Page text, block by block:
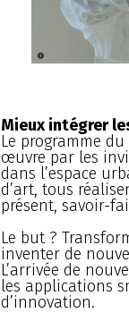
Mieux intégrer
Le programme
œuvre par les
dans l’espace
d’art, tous
présent, savoir-
Le but ?
inventer de
L’arrivée de
les applications
d’innovation.